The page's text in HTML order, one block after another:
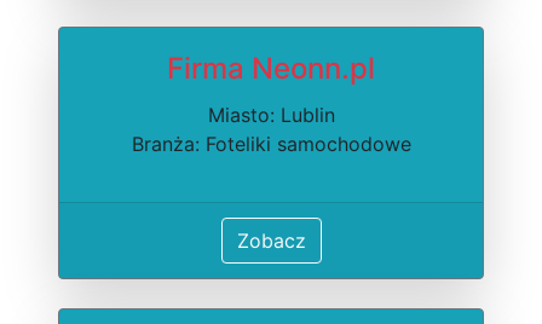
Firma Neonn.pl
Miasto: Lublin
Branża: Foteliki samochodowe
Zobacz